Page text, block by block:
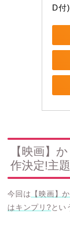
D付)
【映画】
作決定!主
今回は 【映画】
はキンプリ?とい